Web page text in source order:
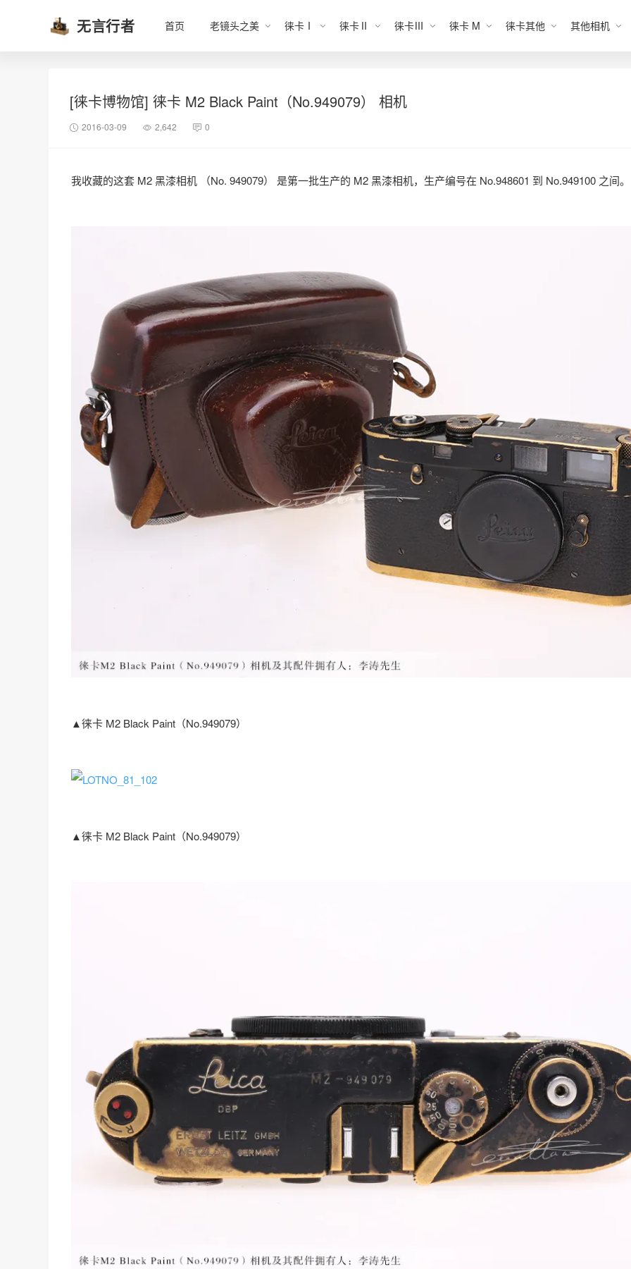
无言行者 首页 老镜头之美 徕卡Ⅰ 徕卡Ⅱ 徕卡Ⅲ 徕卡 M 徕卡其他 其他相机
[徕卡博物馆] 徕卡 M2 Black Paint（No.949079） 相机
2016-03-09 2,642 0
我收藏的这套 M2 黑漆相机 （No. 949079） 是第一批生产的 M2 黑漆相机，生产编号在 No.948601 到 No.949100 之间。
▲徕卡 M2 Black Paint（No.949079）
▲徕卡 M2 Black Paint（No.949079）